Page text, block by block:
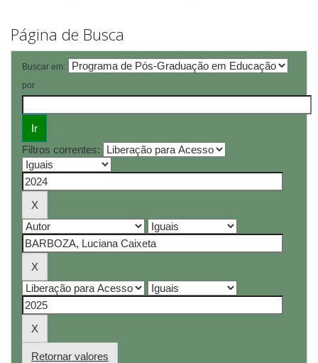
Página de Busca
Buscar em:
por
Filtros correntes:
Retornar valores